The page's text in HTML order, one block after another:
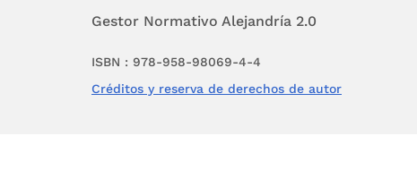
Gestor Normativo Alejandría 2.0
ISBN : 978-958-98069-4-4
Créditos y reserva de derechos de autor